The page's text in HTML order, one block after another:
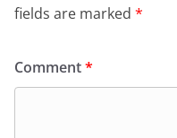
fields are marked *
Comment*